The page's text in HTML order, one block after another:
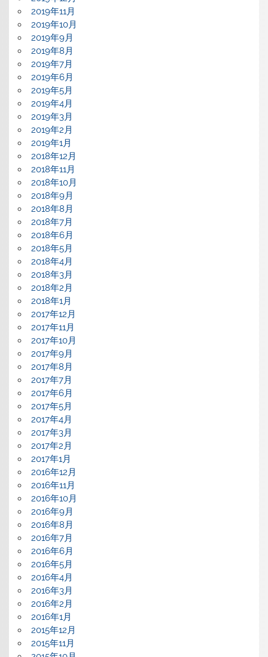
2019年11月
2019年10月
2019年9月
2019年8月
2019年7月
2019年6月
2019年5月
2019年4月
2019年3月
2019年2月
2019年1月
2018年12月
2018年11月
2018年10月
2018年9月
2018年8月
2018年7月
2018年6月
2018年5月
2018年4月
2018年3月
2018年2月
2018年1月
2017年12月
2017年11月
2017年10月
2017年9月
2017年8月
2017年7月
2017年6月
2017年5月
2017年4月
2017年3月
2017年2月
2017年1月
2016年12月
2016年11月
2016年10月
2016年9月
2016年8月
2016年7月
2016年6月
2016年5月
2016年4月
2016年3月
2016年2月
2016年1月
2015年12月
2015年11月